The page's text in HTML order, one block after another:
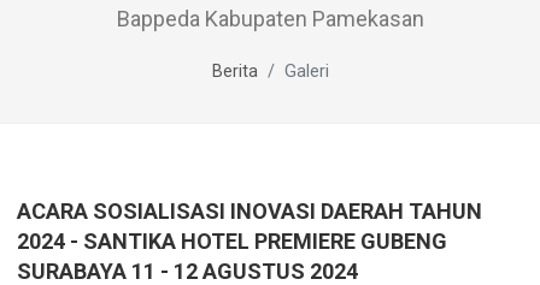
Bappeda Kabupaten Pamekasan
Berita Galeri
ACARA SOSIALISASI INOVASI DAERAH TAHUN
2024 - SANTIKA HOTEL PREMIERE GUBENG
SURABAYA 11 - 12 AGUSTUS 2024